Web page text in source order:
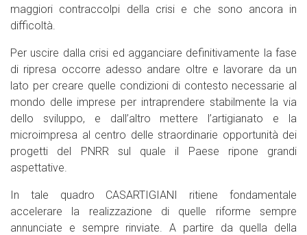
maggiori contraccolpi della crisi e che sono ancora in
difficoltà.
Per uscire dalla crisi ed agganciare definitivamente la fase
di ripresa occorre adesso andare oltre e lavorare da un
lato per creare quelle condizioni di contesto necessarie al
mondo delle imprese per intraprendere stabilmente la via
dello sviluppo, e dall’altro mettere l’artigianato e la
microimpresa al centro delle straordinarie opportunità dei
progetti del PNRR sul quale il Paese ripone grandi
aspettative.
In tale quadro CASARTIGIANI ritiene fondamentale
accelerare la realizzazione di quelle riforme sempre
annunciate e sempre rinviate. A partire da quella della